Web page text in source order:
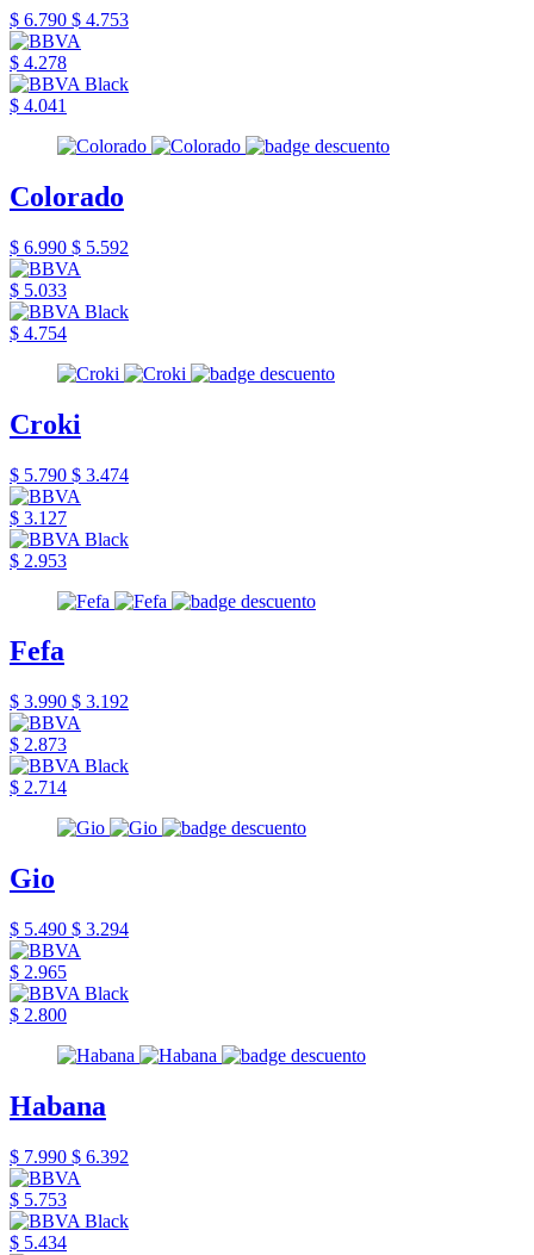
$ 6.790 $ 4.753
$ 4.278
$ 4.041
Colorado
$ 6.990 $ 5.592
$ 5.033
$ 4.754
Croki
$ 5.790 $ 3.474
$ 3.127
$ 2.953
Fefa
$ 3.990 $ 3.192
$ 2.873
$ 2.714
Gio
$ 5.490 $ 3.294
$ 2.965
$ 2.800
Habana
$ 7.990 $ 6.392
$ 5.753
$ 5.434